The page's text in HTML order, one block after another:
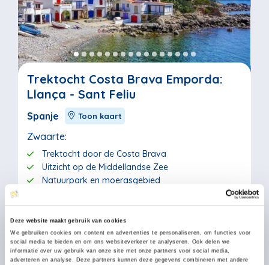
Deze website maakt gebruik van cookies
We gebruiken cookies om content en advertenties te personaliseren, om functies voor
social media te bieden en om ons websiteverkeer te analyseren. Ook delen we
informatie over uw gebruik van onze site met onze partners voor social media,
adverteren en analyse. Deze partners kunnen deze gegevens combineren met andere
Trektocht Costa Brava Emporda:
Llança - Sant Feliu
Spanje Toon kaart
Zwaarte:
Trektocht door de Costa Brava
Uitzicht op de Middellandse Zee
Natuurpark en moerasgebied
Calamiteitenfonds
13 dagen/12 nachten | 11 wandeldagen
Ma 21 sep. 2026
€1.487 Bekijk